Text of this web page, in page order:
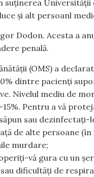
și alt persoanl
Dodon. Acesta a
penală.
(OMS) a
dintre pacienți
Nivelul mediu de
Pentru a vă
sau dezinfectați-
de alte persoane
murdare;
vă gura cu un
dificultăți de